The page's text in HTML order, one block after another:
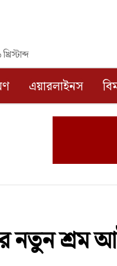
এয়ারলাইনস
নতুন শ্রম